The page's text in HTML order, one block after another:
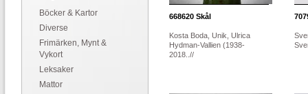
Böcker & Kartor
Diverse
Frimärken, Mynt &
Vykort
Leksaker
Mattor
668620 Skål
Kosta Boda, Unik, Ulrica
Hydman-Vallien (1938-
2018..//